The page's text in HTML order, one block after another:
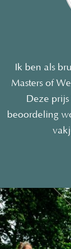
Ik ben als
Masters of
Deze
beoordeling